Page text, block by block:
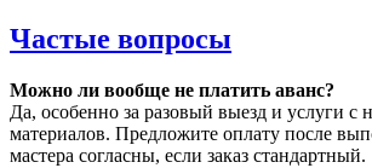
Частые вопросы
Можно ли вообще не платить аванс?
Да, особенно за разовый выезд и услуги с
материалов. Предложите оплату после
мастера согласны, если заказ стандартный.